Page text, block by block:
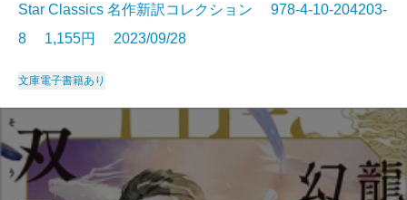
Star Classics 名作新訳コレクション 978-4-10-204203-
8 1,155円 2023/09/28
文庫電子書籍あり